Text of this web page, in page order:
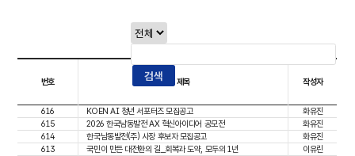
검색
번호 제목 작성자
616 KOEN AI 청년 서포터즈 모집공고
화유진
615
2026 한국남동발전 AX 혁신아이디어 공모전
화유진
614
한국남동발전(주) 사장 후보자 모집공고
화유진
613
국민이 만든 대전환의 길_회복과 도약, 모두의 1년
이유린